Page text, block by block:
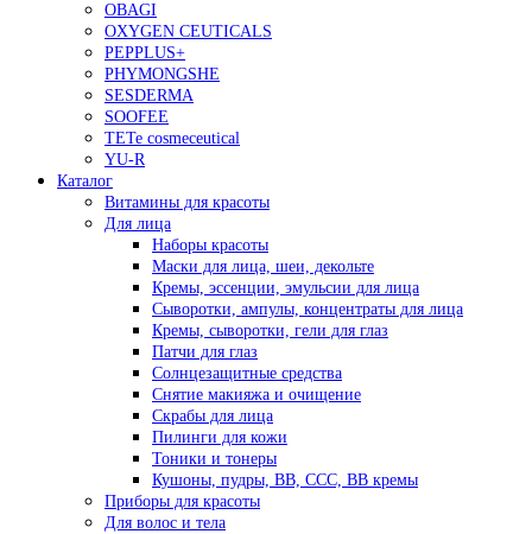
OBAGI
OXYGEN CEUTICALS
PEPPLUS+
PHYMONGSHE
SESDERMA
SOOFEE
TETe cosmeceutical
YU-R
Каталог
Витамины для красоты
Для лица
Наборы красоты
Маски для лица, шеи, декольте
Кремы, эссенции, эмульсии для лица
Сыворотки, ампулы, концентраты для лица
Кремы, сыворотки, гели для глаз
Патчи для глаз
Солнцезащитные средства
Снятие макияжа и очищение
Скрабы для лица
Пилинги для кожи
Тоники и тонеры
Кушоны, пудры, ВВ, ССС, ВВ кремы
Приборы для красоты
Для волос и тела